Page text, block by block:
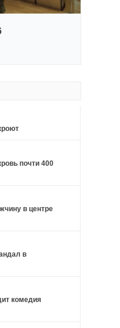
почти 400
в центре
в
комедия